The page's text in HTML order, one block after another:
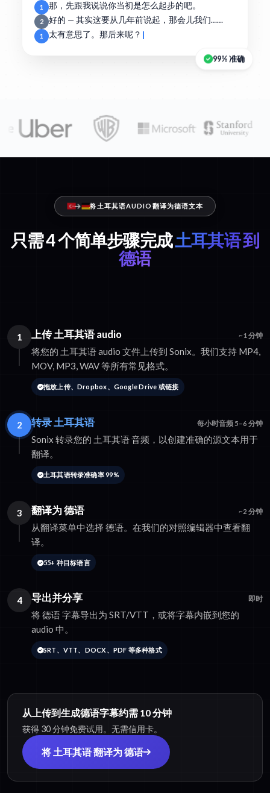
1 那，先跟我说说你当初是怎么起步的吧。
2 好的 — 其实这要从几年前说起，那会儿我们……
1 太有意思了。那后来呢？
99% 准确
将土耳其语AUDIO翻译为德语文本
只需 4 个简单步骤完成土耳其语 到
德语
1 上传 土耳其语 audio ~1 分钟
将您的 土耳其语 audio 文件上传到 Sonix。我们支持 MP4,
MOV, MP3, WAV 等所有常见格式。
拖放上传、Dropbox、Google Drive 或链接
2 转录 土耳其语 每小时音频 5–6 分钟
Sonix 转录您的 土耳其语 音频，以创建准确的源文本用于
翻译。
土耳其语转录准确率 99%
3 翻译为 德语 ~2 分钟
从翻译菜单中选择 德语。在我们的对照编辑器中查看翻
译。
55+ 种目标语言
4 导出并分享 即时
将 德语 字幕导出为 SRT/VTT，或将字幕内嵌到您的
audio 中。
SRT、VTT、DOCX、PDF 等多种格式
从上传到生成德语字幕约需 10 分钟
获得 30 分钟免费试用。无需信用卡。
将 土耳其语 翻译为 德语